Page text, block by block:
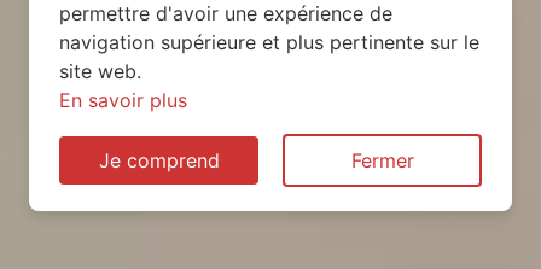
permettre d'avoir une expérience de
navigation supérieure et plus pertinente sur le
site web.
En savoir plus
Je comprend Fermer